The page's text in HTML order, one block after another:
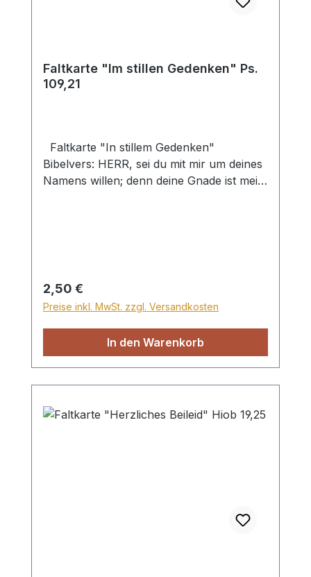
Faltkarte "Im stillen Gedenken" Ps.
109,21
Faltkarte "In stillem Gedenken"
Bibelvers: HERR, sei du mit mir um deines
Namens willen; denn deine Gnade ist mein
Regulärer Preis:
2,50 €
Preise inkl. MwSt. zzgl. Versandkosten
In den Warenkorb